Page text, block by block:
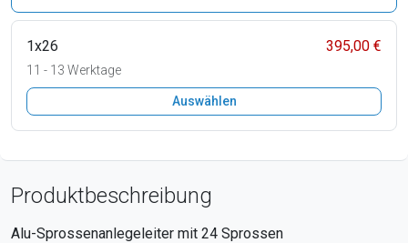
1x26 395,00 €
11 - 13 Werktage
Auswählen
Produktbeschreibung
Alu-Sprossenanlegeleiter mit 24 Sprossen